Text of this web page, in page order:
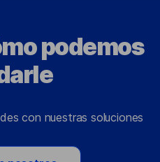
podemos
con nuestras soluciones